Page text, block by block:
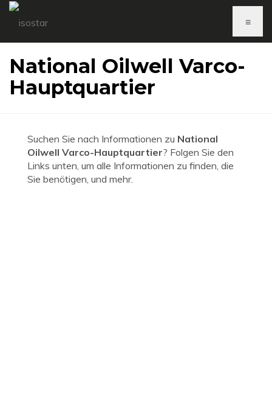
≡
National Oilwell Varco-
Hauptquartier
Suchen Sie nach Informationen zu National
Oilwell Varco-Hauptquartier? Folgen Sie den
Links unten, um alle Informationen zu finden, die
Sie benötigen, und mehr.